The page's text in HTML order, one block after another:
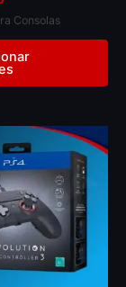
Consolas